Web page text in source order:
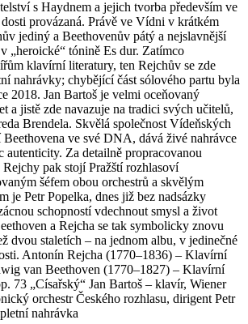
s Haydnem a jejich tvorba především ve
provázaná. Právě ve Vídni v krátkém
jediný a Beethovenův pátý a nejslavnější
„heroické“ tónině Es dur. Zatímco
klavírní literatury, ten Rejchův se zde
nahrávky; chybějící část sólového partu byla
2018. Jan Bartoš je velmi oceňovaný
a jistě zde navazuje na tradici svých učitelů,
Brendela. Skvělá společnost Vídeňských
ve své DNA, dává živé nahrávce
autenticity. Za detailně propracovanou
pak stojí Pražští rozhlasoví
šéfem obou orchestrů a skvělým
je Petr Popelka, dnes již bez nadsázky
schopností vdechnout smysl a život
a Rejcha se tak symbolicky znovu
dvou staletích – na jednom albu, v jedinečné
Antonín Rejcha (1770–1836) – Klavírní
van Beethoven (1770–1827) – Klavírní
73 „Císařský“ Jan Bartoš – klavír, Wiener
orchestr Českého rozhlasu, dirigent Petr
nahrávka